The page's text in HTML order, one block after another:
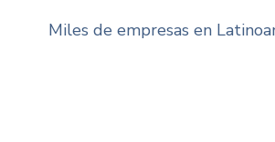
Miles de empresas en